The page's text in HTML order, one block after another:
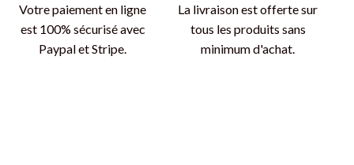
produit
produit
Votre paiement en ligne
est 100% sécurisé avec
Paypal et Stripe.
La livraison est offerte sur
tous les produits sans
minimum d'achat.